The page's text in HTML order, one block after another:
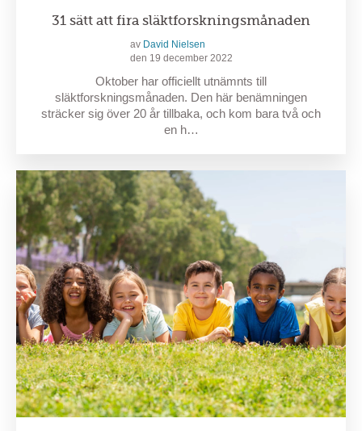
31 sätt att fira släktforskningsmånaden
av David Nielsen
den 19 december 2022
Oktober har officiellt utnämnts till
släktforskningsmånaden. Den här benämningen
sträcker sig över 20 år tillbaka, och kom bara två och
en h…